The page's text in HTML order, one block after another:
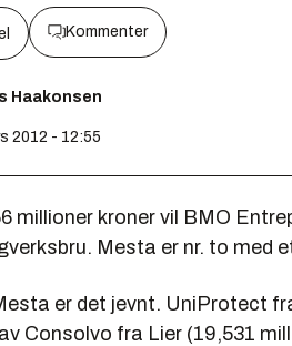
Kommenter
Haakonsen
2012 - 12:55
millioner kroner vil BMO
Mesta er nr. to med
er det jevnt. UniProtect
Consolvo fra Lier (19,531